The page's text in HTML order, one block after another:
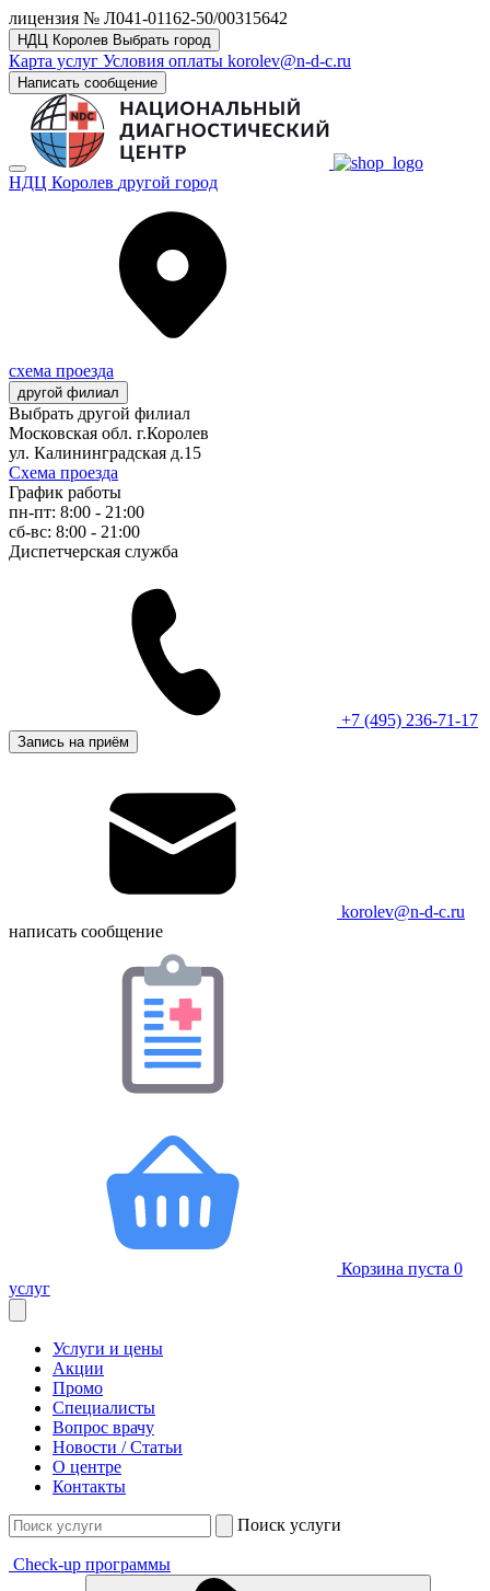
лицензия № Л041-01162-50/00315642
НДЦ Королев Выбрать город
Карта услуг Условия оплаты korolev@n-d-c.ru
Написать сообщение
НДЦ Королев другой город
схема проезда
другой филиал
Выбрать другой филиал
Московская обл. г.Королев
ул. Калининградская д.15
Схема проезда
График работы
пн-пт: 8:00 - 21:00
сб-вс: 8:00 - 21:00
Диспетчерская служба
+7 (495) 236-71-17
Запись на приём
korolev@n-d-c.ru
написать сообщение
Корзина пуста 0
услуг
Услуги и цены
Акции
Промо
Специалисты
Вопрос врачу
Новости / Статьи
О центре
Контакты
Поиск услуги
Check-up программы